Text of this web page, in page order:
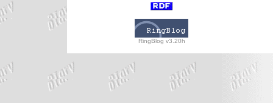
RingBlog v3.20h